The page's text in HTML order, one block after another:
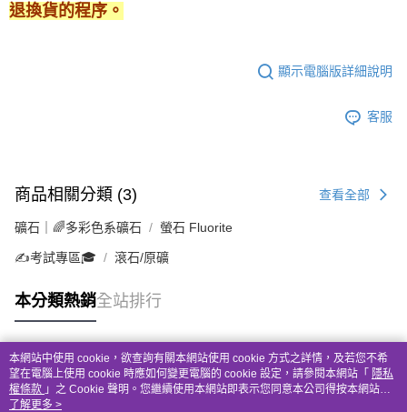
退換貨的程序。
顯示電腦版詳細說明
客服
商品相關分類 (3) 查看全部
礦石｜🌈多彩色系礦石 螢石 Fluorite
✍️考試專區🎓 滾石/原礦
本分類熱銷全站排行
熱門標籤
本網站中使用 cookie，欲查詢有關本網站使用 cookie 方式之詳情，及若您不希
望在電腦上使用 cookie 時應如何變更電腦的 cookie 設定，請參閱本網站「 隱私
權條款 」之 Cookie 聲明。您繼續使用本網站即表示您同意本公司得按本網站使
用條款之 Cookie 聲明使用 cookie。
了解更多 >